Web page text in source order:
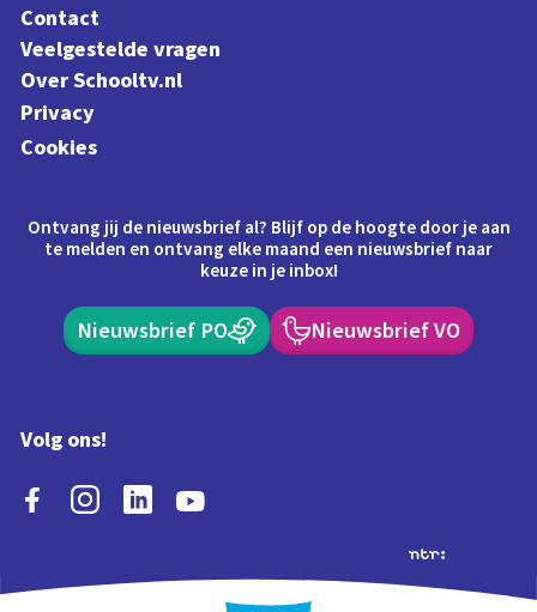
Contact
Veelgestelde vragen
Over Schooltv.nl
Privacy
Cookies
Ontvang jij de nieuwsbrief al? Blijf op de hoogte door je aan
te melden en ontvang elke maand een nieuwsbrief naar
keuze in je inbox!
Nieuwsbrief PO Nieuwsbrief VO
Volg ons!